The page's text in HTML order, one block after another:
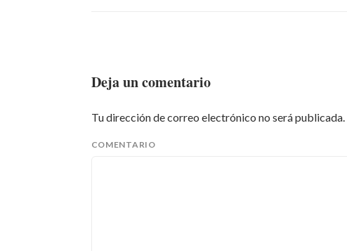
Deja un comentario
Tu dirección de correo electrónico no será publicada.
COMENTARIO